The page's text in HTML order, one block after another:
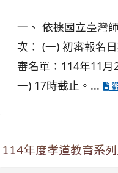
一、 依據國立臺灣
次： (一) 初審報名
審名單：114年11月
一) 17時截止。...
114年度孝道教育系